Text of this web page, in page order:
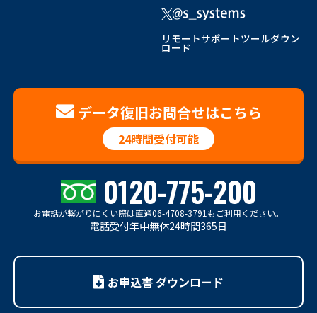
リモートサポートツールダウン
ロード
データ復旧お問合せはこちら
24時間受付可能
0120-775-200
お電話が繋がりにくい際は直通06-4708-3791もご利用ください。
電話受付年中無休24時間365日
お申込書 ダウンロード